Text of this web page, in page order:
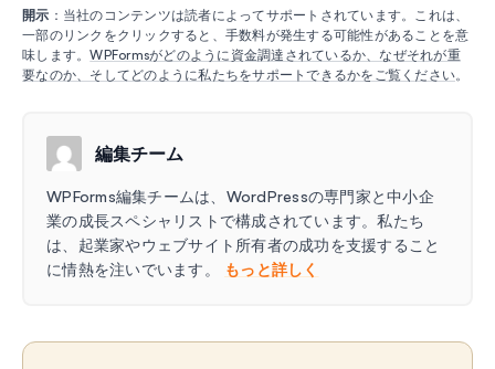
開示 ：当社のコンテンツは読者によってサポートされています。これは、
一部のリンクをクリックすると、手数料が発生する可能性があることを意
味します。WPFormsがどのように資金調達されているか、なぜそれが重
要なのか、そしてどのように私たちをサポートできるかをご覧ください。
編集チーム
WPForms編集チームは、WordPressの専門家と中小企
業の成長スペシャリストで構成されています。私たち
は、起業家やウェブサイト所有者の成功を支援すること
に情熱を注いでいます。
もっと詳しく